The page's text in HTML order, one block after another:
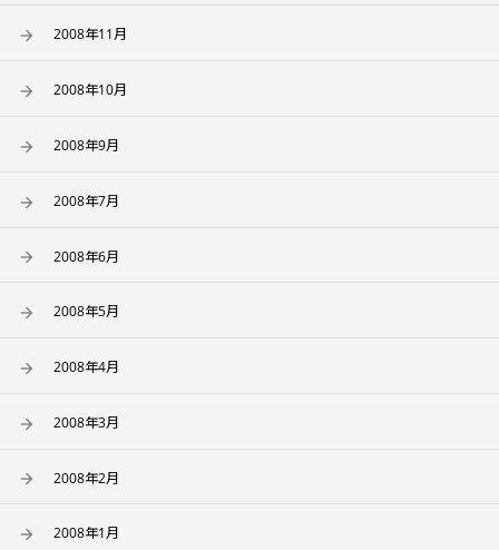
2008年11月
2008年10月
2008年9月
2008年7月
2008年6月
2008年5月
2008年4月
2008年3月
2008年2月
2008年1月